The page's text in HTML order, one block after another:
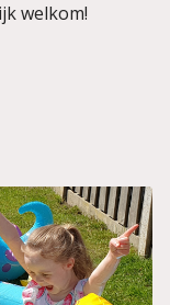
welkom!